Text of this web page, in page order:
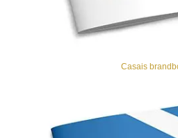
Casais